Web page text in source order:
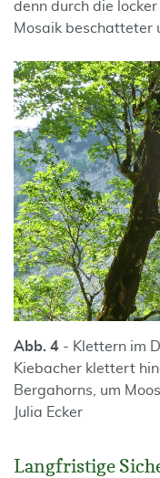
denn durch die
Mosaik beschatteter
Abb. 4 - Klettern im
Kiebacher klettert
Bergahorns, um
Julia Ecker
Langfristige